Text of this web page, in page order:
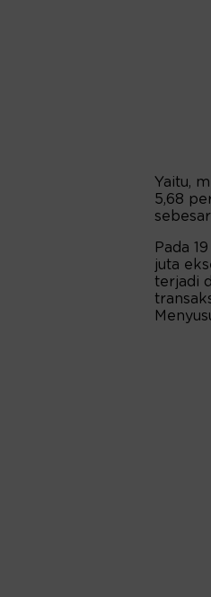
Yaitu,
5,68
Pada
juta
terjadi